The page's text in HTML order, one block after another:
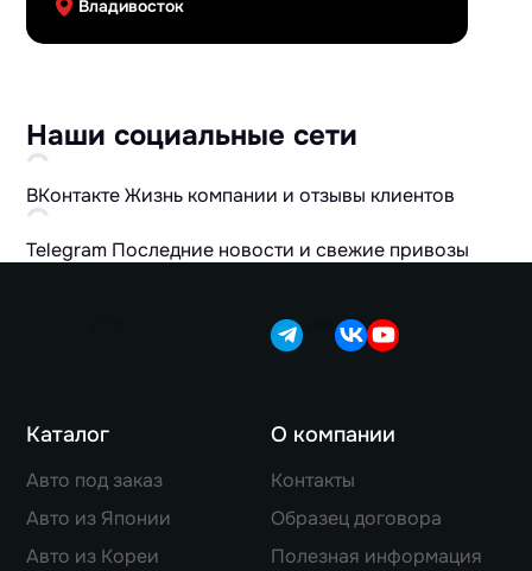
Владивосток
Наши социальные сети
ВКонтактеЖизнь компании и отзывы клиентов
Telegram Последние новости и свежие привозы
Каталог
Авто под заказ
Авто из Японии
Авто из Кореи
О компании
Контакты
Образец договора
Полезная информация